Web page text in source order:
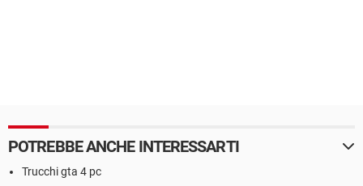
POTREBBE ANCHE INTERESSARTI
Trucchi gta 4 pc